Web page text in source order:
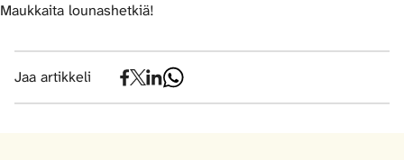
Maukkaita lounashetkiä!
Jaa artikkeli